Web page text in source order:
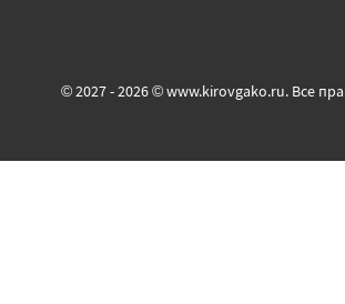
© 2027 - 2026 © www.kirovgako.ru. Все